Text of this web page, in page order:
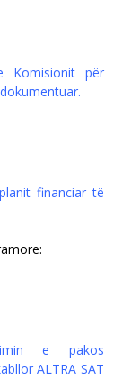
Komisionit për
financiar të
e pakos
ALTRA SAT